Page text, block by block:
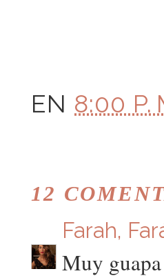
EN 8:00 P.
12
Farah,
Muy